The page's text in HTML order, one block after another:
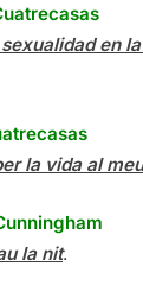
en
la vida al
la nit.